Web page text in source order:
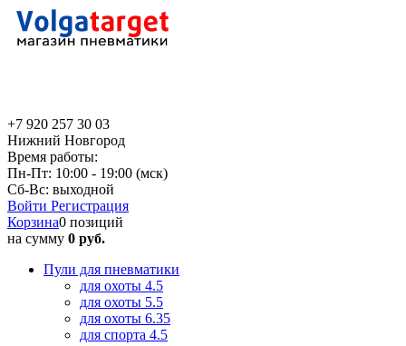
+7 920 257 30 03
Нижний Новгород
Время работы:
Пн-Пт: 10:00 - 19:00 (мск)
Сб-Вс: выходной
Войти Регистрация
Корзина0 позиций
на сумму 0 руб.
Пули для пневматики
для охоты 4.5
для охоты 5.5
для охоты 6.35
для спорта 4.5